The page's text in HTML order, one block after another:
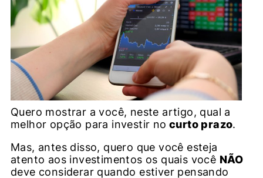
Quero mostrar a você, neste artigo, qual a
melhor opção para investir no curto prazo.
Mas, antes disso, quero que você esteja
atento aos investimentos os quais você NÃO
deve considerar quando estiver pensando